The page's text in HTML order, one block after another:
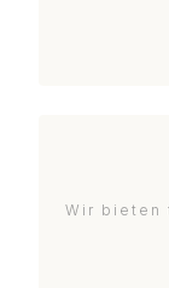
Wir bieten